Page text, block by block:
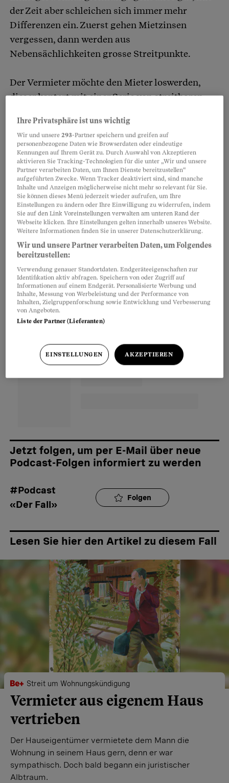
der Zeit aber schleichen sich immer mehr
Differenzen ein. Zuerst gehen Mietzinsen
vergessen, dann werden aus
Nebensächlichkeiten grosse Streitpunkte.
Der Vermieter möchte den Mieter loswerden,
dieser kontert mit einer Serie von streitbaren
auszieht.
Was könnte der Vermieter in einem solchen Fall
unternehmen? Wie weit reichen die Rechte eines
Mieters, wie können sich Vermieter schützen?
Eric Facon spricht mit dem Autor Raphael
Brunner und Katharina Siegrist vom
Beratungsdienst des Beobachters über einen
Mietstreit der besonderen Art.
Partnerinhalte
Jetzt folgen, um per E-Mail über neue
Podcast-Folgen informiert zu werden
#Podcast
«Der Fall»
Folgen
Lesen Sie hier den Artikel zu diesem Fall
Streit um Wohnungskündigung
Vermieter aus eigenem Haus
vertrieben
Der Hauseigentümer vermietete dem Mann die
Wohnung in seinem Haus gern, denn er war
sympathisch. Doch bald begann ein juristischer
Albtraum.
Ihre Privatsphäre ist uns wichtig
Wir und unsere293-Partner speichern und greifen auf
personenbezogene Daten wie Browserdaten oder eindeutige
Kennungen auf Ihrem Gerät zu. Durch Auswahl von Akzeptieren
aktivieren Sie Tracking-Technologien für die unter „Wir und unsere
Partner verarbeiten Daten, um Ihnen Dienste bereitzustellen“
aufgeführten Zwecke. Wenn Tracker deaktiviert sind, sind manche
Inhalte und Anzeigen möglicherweise nicht mehr so relevant für Sie.
Sie können dieses Menü jederzeit wieder aufrufen, um Ihre
Einstellungen zu ändern oder Ihre Einwilligung zu widerrufen, indem
Sie auf den Link Voreinstellungen verwalten am unteren Rand der
Webseite klicken. Ihre Einstellungen gelten innerhalb unseres Website.
Weitere Informationen finden Sie in unserer Datenschutzerklärung.
Wir und unsere Partner verarbeiten Daten, um Folgendes
bereitzustellen:
Verwendung genauer Standortdaten. Endgeräteeigenschaften zur
Identifikation aktiv abfragen. Speichern von oder Zugriff auf
Informationen auf einem Endgerät. Personalisierte Werbung und
Inhalte, Messung von Werbeleistung und der Performance von
Inhalten, Zielgruppenforschung sowie Entwicklung und Verbesserung
von Angeboten.
Liste der Partner (Lieferanten)
EINSTELLUNGEN AKZEPTIEREN